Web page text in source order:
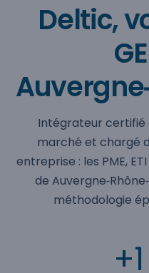
Deltic,
Intégrateur certifié
marché et chargé
entreprise : les PME,
de
méthodologie